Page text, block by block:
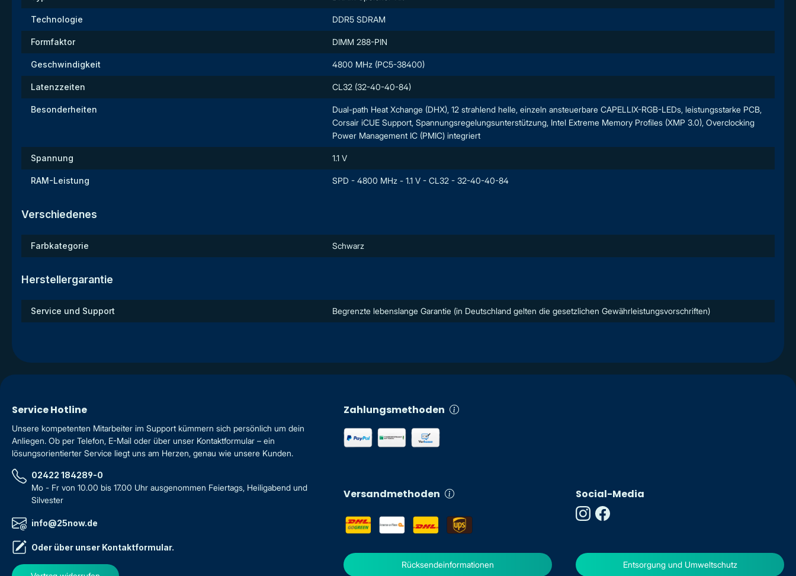
Technologie DDR5 SDRAM
Formfaktor DIMM 288-PIN
Geschwindigkeit 4800 MHz (PC5-38400)
Latenzzeiten CL32 (32-40-40-84)
Besonderheiten
Dual-path Heat Xchange (DHX), 12 strahlend helle, einzeln ansteuerbare CAPELLIX-RGB-LEDs, leistungsstarke PCB,
Corsair iCUE Support, Spannungsregelungsunterstützung, Intel Extreme Memory Profiles (XMP 3.0), Overclocking
Power Management IC (PMIC) integriert
Spannung 1.1 V
RAM-Leistung SPD - 4800 MHz - 1.1 V - CL32 - 32-40-40-84
Verschiedenes
Farbkategorie Schwarz
Herstellergarantie
Service und Support Begrenzte lebenslange Garantie (in Deutschland gelten die gesetzlichen Gewährleistungsvorschriften)
Service Hotline
Unsere kompetenten Mitarbeiter im Support kümmern sich persönlich um dein
Anliegen. Ob per Telefon, E-Mail oder über unser Kontaktformular – ein
lösungsorientierter Service liegt uns am Herzen, genau wie unsere Kunden.
02422 184289-0
Mo - Fr von 10.00 bis 17.00 Uhr ausgenommen Feiertags, Heiligabend und
Silvester
info@25now.de
Oder über unser Kontaktformular.
Zahlungsmethoden
Versandmethoden
Rücksendeinformationen Entsorgung und Umweltschutz
Social-Media